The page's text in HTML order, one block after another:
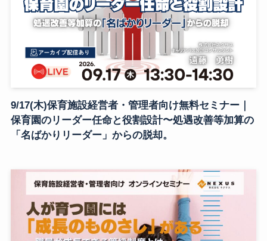
9/17(木)保育施設経営者・管理者向け無料セミナー｜
保育園のリーダー任命と役割設計〜処遇改善等加算の
「名ばかりリーダー」からの脱却。